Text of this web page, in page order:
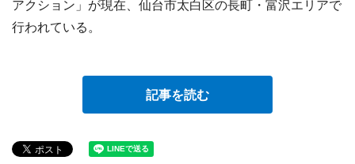
アクション」が現在、仙台市太白区の長町・富沢エリアで
行われている。
記事を読む